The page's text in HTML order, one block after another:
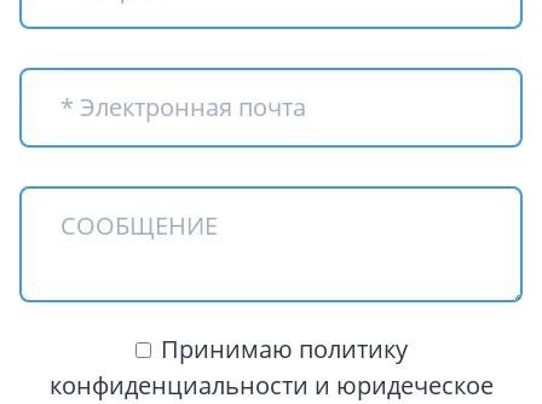
Принимаю политику
конфиденциальности и юридеческое